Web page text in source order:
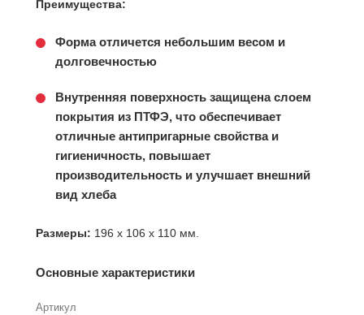
Преимущества:
Форма отличется небольшим весом и
долговечностью
Внутренняя поверхность защищена слоем
покрытия из ПТФЭ, что обеспечивает
отличные антипригарные свойства и
гигиеничность, повышает
производительность и улучшает внешний
вид хлеба
Размеры: 196 х 106 х 110 мм.
Основные характеристики
Артикул